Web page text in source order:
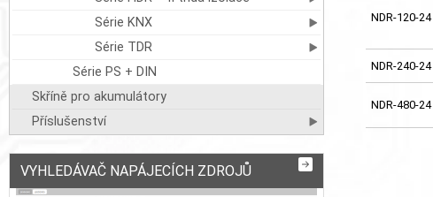
Série KNX
Série TDR
Série PS + DIN
Skříně pro akumulátory
Příslušenství
VYHLEDÁVAČ NAPÁJECÍCH ZDROJŮ
NDR-120-24
NDR-240-24
NDR-480-24